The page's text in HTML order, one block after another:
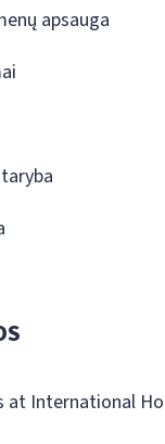
apsauga
at International